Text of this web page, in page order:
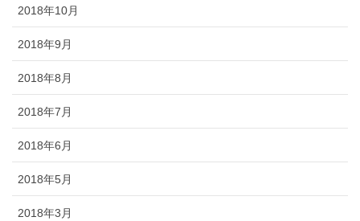
2018年10月
2018年9月
2018年8月
2018年7月
2018年6月
2018年5月
2018年3月